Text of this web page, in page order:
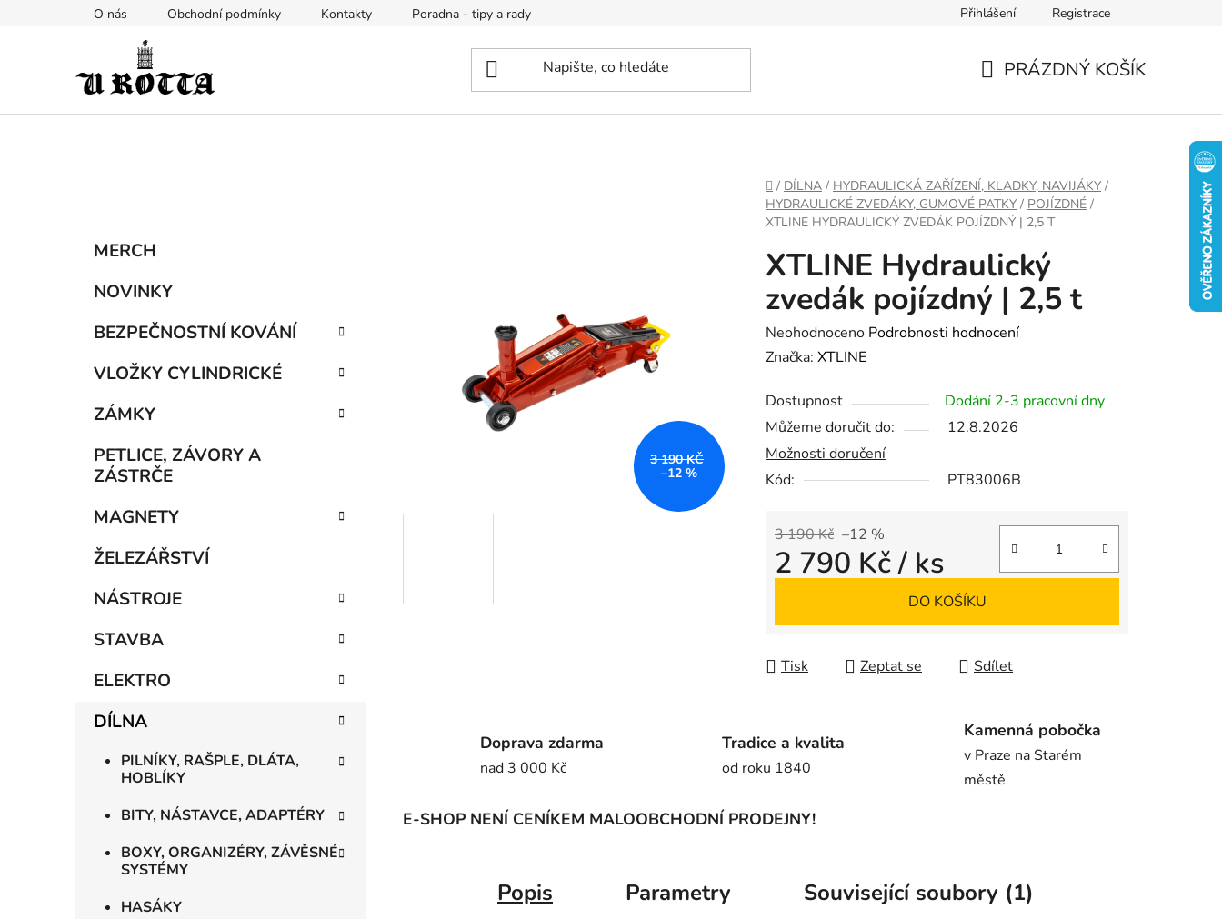
O nás Obchodní podmínky Kontakty Poradna - tipy a rady Přihlášení Registrace
PRÁZDNÝ KOŠÍK
DOMŮ
/ DÍLNA / HYDRAULICKÁ ZAŘÍZENÍ, KLADKY, NAVIJÁKY /
HYDRAULICKÉ ZVEDÁKY, GUMOVÉ PATKY / POJÍZDNÉ /
XTLINE HYDRAULICKÝ ZVEDÁK POJÍZDNÝ | 2,5 T
Přeskočit
kategorie
MERCH
NOVINKY
BEZPEČNOSTNÍ KOVÁNÍ
VLOŽKY CYLINDRICKÉ
ZÁMKY
PETLICE, ZÁVORY A
ZÁSTRČE
MAGNETY
ŽELEZÁŘSTVÍ
NÁSTROJE
STAVBA
ELEKTRO
DÍLNA
PILNÍKY, RAŠPLE, DLÁTA,
HOBLÍKY
BITY, NÁSTAVCE, ADAPTÉRY
BOXY, ORGANIZÉRY, ZÁVĚSNÉ
SYSTÉMY
HASÁKY
XTLINE Hydraulický
zvedák pojízdný | 2,5 t
Průměrné
hodnocení
je
0,0
z
5
Neohodnoceno Podrobnosti hodnocení
Značka: XTLINE
Dostupnost
Dodání 2-3 pracovní dny
Můžeme doručit do:
12.8.2026
Možnosti doručení
Kód:
PT83006B
3 190 Kč –12 %
2 790 Kč/ ks
DO KOŠÍKU
Tisk Zeptat se Sdílet
3 190 KČ
–12 %
Doprava zdarma
nad 3 000 Kč
Tradice a kvalita
od roku 1840
Kamenná pobočka
v Praze na Starém
městě
E-SHOP NENÍ CENÍKEM MALOOBCHODNÍ PRODEJNY!
Popis Parametry
Související soubory (1)